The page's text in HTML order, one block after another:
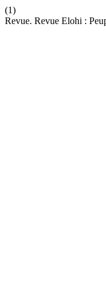
(1)
Revue. Revue Elohi :